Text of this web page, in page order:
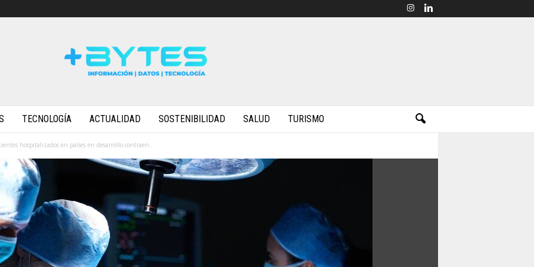
TECNOLOGÍA ACTUALIDAD SOSTENIBILIDAD SALUD TURISMO
hospitalizados en países en desarrollo contraen...